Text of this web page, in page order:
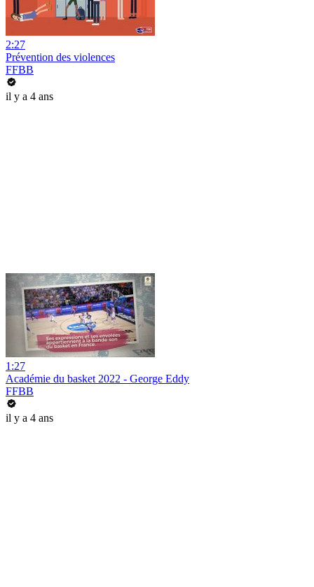
2:27
Prévention des violences
FFBB
il y a 4 ans
1:27
Académie du basket 2022 - George Eddy
FFBB
il y a 4 ans